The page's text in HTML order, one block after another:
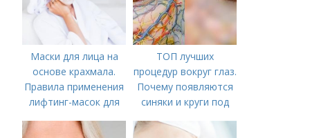
Маски для лица на
основе крахмала.
Правила применения
лифтинг-масок для
ТОП лучших
процедур вокруг глаз.
Почему появляются
синяки и круги под